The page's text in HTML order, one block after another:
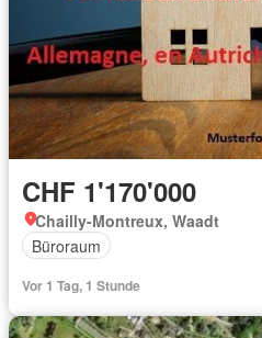
CHF 1'170'000
Chailly-Montreux, Waadt
Büroraum
Vor 1 Tag, 1 Stunde